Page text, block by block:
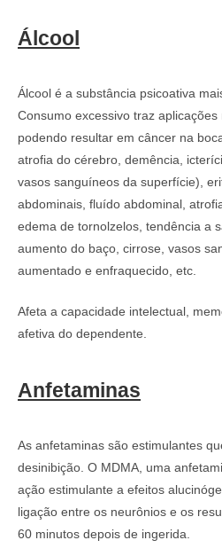
Álcool
Álcool é a substância psicoativa
Consumo excessivo traz aplicações
podendo resultar em câncer na
atrofia do cérebro, demência,
vasos sanguíneos da superfície),
abdominais, fluído abdominal,
edema de tornolzelos, tendência a
aumento do baço, cirrose, vasos
aumentado e enfraquecido, etc.
Afeta a capacidade intelectual,
afetiva do dependente.
Anfetaminas
As anfetaminas são estimulantes
desinibição. O MDMA, uma
ação estimulante a efeitos
ligação entre os neurônios e os
60 minutos depois de ingerida.